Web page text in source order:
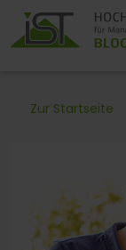
Zur Startseite